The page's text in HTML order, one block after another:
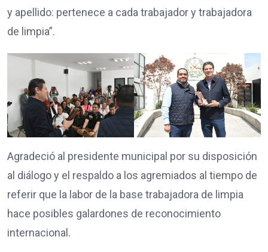
y apellido: pertenece a cada trabajador y trabajadora
de limpia”.
Agradeció al presidente municipal por su disposición
al diálogo y el respaldo a los agremiados al tiempo de
referir que la labor de la base trabajadora de limpia
hace posibles galardones de reconocimiento
internacional.